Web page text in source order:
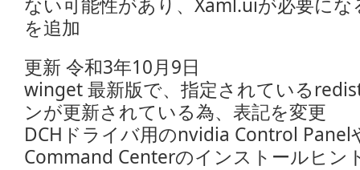
ない可能性があり、Xaml.uiが必要に
を追加
更新 令和3年10月9日
winget 最新版で、指定されている
ンが更新されている為、表記を変更
DCHドライバ用のnvidia Control
Command Centerのインストールヒン